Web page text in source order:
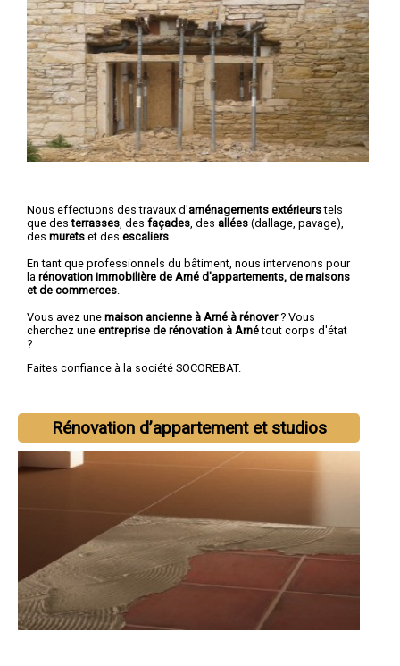
Nous effectuons des travaux d'aménagements extérieurstels
que desterrasses , des façades , des allées (dallage, pavage),
des murets et des escaliers
En tant que professionnels du bâtiment, nous intervenons pour
la rénovation immobilière de Arné d'appartements, de maisons
et de commerces
Vous avez une maison ancienne à Arné à rénover? Vous
cherchez une entreprise de rénovation à Arnétout corps d'état
?
Faites confiance à la société SOCOREBAT.
Rénovation d’appartement et studios